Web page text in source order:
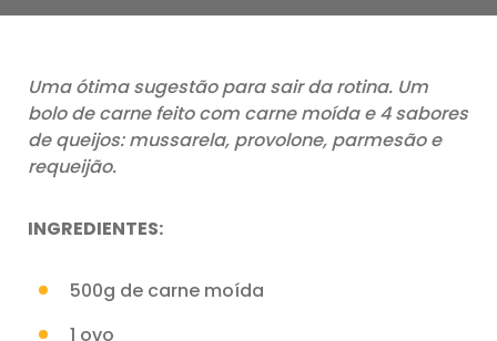
Uma ótima sugestão para sair da rotina. Um
bolo de carne feito com carne moída e 4 sabores
de queijos: mussarela, provolone, parmesão e
requeijão.
INGREDIENTES:
500g de carne moída
1 ovo